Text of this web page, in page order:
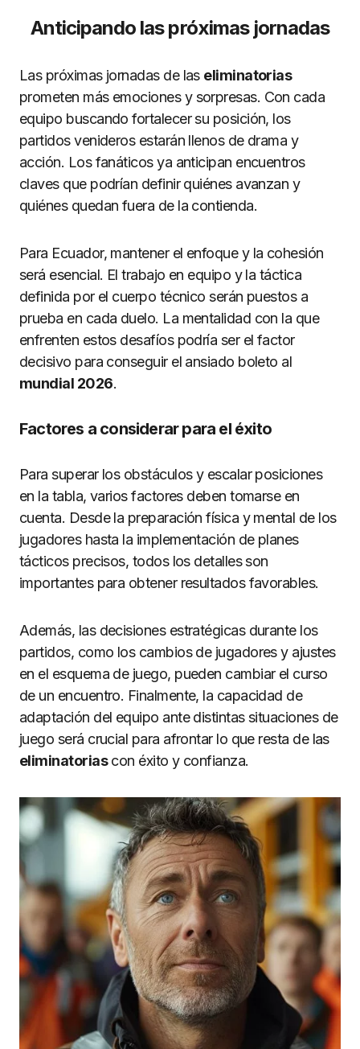
Anticipando las próximas jornadas
Las próximas jornadas de las eliminatorias
prometen más emociones y sorpresas. Con cada
equipo buscando fortalecer su posición, los
partidos venideros estarán llenos de drama y
acción. Los fanáticos ya anticipan encuentros
claves que podrían definir quiénes avanzan y
quiénes quedan fuera de la contienda.
Para Ecuador, mantener el enfoque y la cohesión
será esencial. El trabajo en equipo y la táctica
definida por el cuerpo técnico serán puestos a
prueba en cada duelo. La mentalidad con la que
enfrenten estos desafíos podría ser el factor
decisivo para conseguir el ansiado boleto al
mundial 2026.
Factores a considerar para el éxito
Para superar los obstáculos y escalar posiciones
en la tabla, varios factores deben tomarse en
cuenta. Desde la preparación física y mental de los
jugadores hasta la implementación de planes
tácticos precisos, todos los detalles son
importantes para obtener resultados favorables.
Además, las decisiones estratégicas durante los
partidos, como los cambios de jugadores y ajustes
en el esquema de juego, pueden cambiar el curso
de un encuentro. Finalmente, la capacidad de
adaptación del equipo ante distintas situaciones de
juego será crucial para afrontar lo que resta de las
eliminatoriascon éxito y confianza.